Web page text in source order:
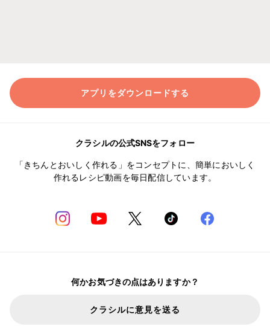
アプリをダウンロードする
クラシルの公式SNSをフォロー
「きちんとおいしく作れる」をコンセプトに、簡単においしく
作れるレシピ動画を毎日配信しています。
何かお気づきの点はありますか？
クラシルに意見を送る